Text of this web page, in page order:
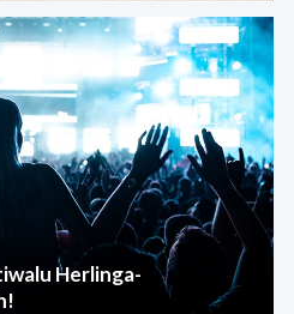
Herlinga-